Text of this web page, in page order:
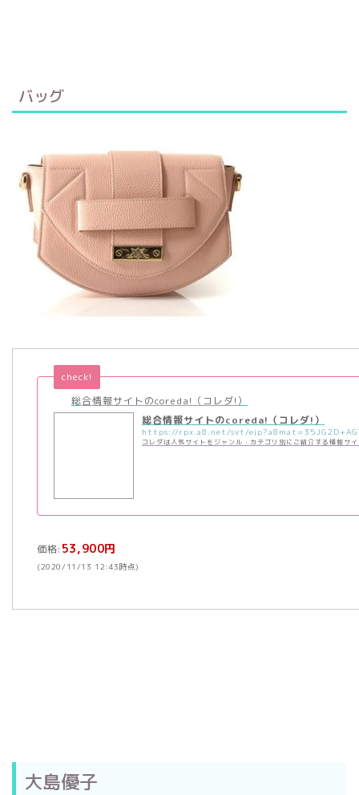
バッグ
総合情報サイトのcoreda!（コレダ!）
check!
総合情報サイトのcoreda!（コレダ!）
コレダは人気サイトをジャンル・カテゴリ別にご紹介する情報サ
価格: 53,900円
(2020/11/13 12:43時点)
大島優子